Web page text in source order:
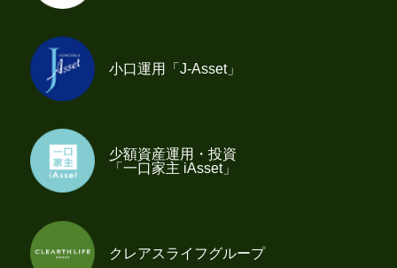
小口運用「J-Asset」
少額資産運用・投資
「一口家主 iAsset」
クレアスライフグループ